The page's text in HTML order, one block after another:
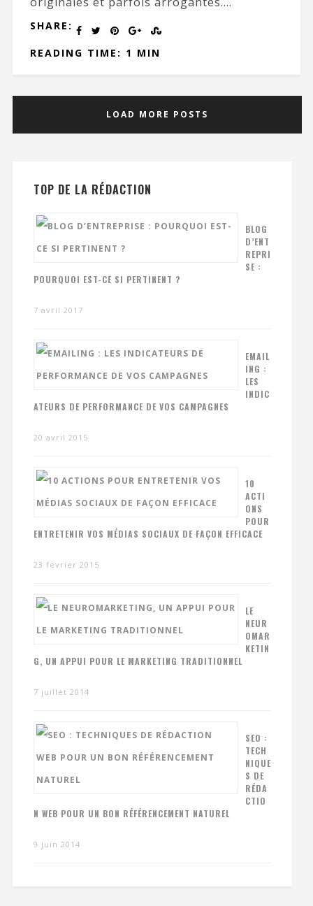
SHARE:
READING TIME: 1 MIN
LOAD MORE POSTS
TOP DE LA RÉDACTION
BLOG
D’ENT
REPRI
SE :
POURQUOI EST-CE SI PERTINENT ?
7 avril 2017
EMAIL
ING :
LES
INDIC
ATEURS DE PERFORMANCE DE VOS CAMPAGNES
20 avril 2015
10
ACTI
ONS
POUR
ENTRETENIR VOS MÉDIAS SOCIAUX DE FAÇON EFFICACE
23 février 2015
LE
NEUR
OMAR
KETIN
G, UN APPUI POUR LE MARKETING TRADITIONNEL
7 juillet 2014
SEO :
TECH
NIQUE
S DE
RÉDA
CTIO
N WEB POUR UN BON RÉFÉRENCEMENT NATUREL
9 juin 2014